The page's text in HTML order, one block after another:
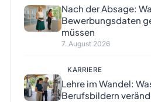
Nach der Absage:
Bewerbungsdaten
müssen
7. August 2026
KARRIERE
Lehre im Wandel:
Berufsbildern